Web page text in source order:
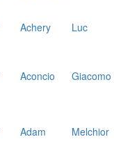
Achery
Luc
Aconcio Giacomo
Adam Melchior